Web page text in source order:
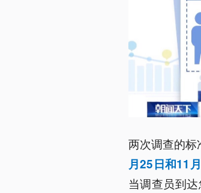
两次调查的标
月25日和11
当调查员到